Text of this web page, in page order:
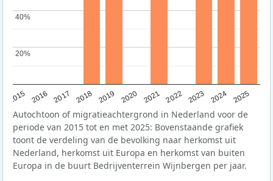
2015 2016 2017 2018 2019 2020 2021 2022 2023 2024 2025
20%
20%
40%
40%
Autochtoon of migratieachtergrond in Nederland voor de
periode van 2015 tot en met 2025: Bovenstaande grafiek
toont de verdeling van de bevolking naar herkomst uit
Nederland, herkomst uit Europa en herkomst van buiten
Europa in de buurt Bedrijventerrein Wijnbergen per jaar.